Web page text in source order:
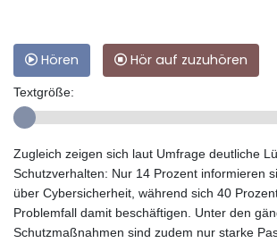
Hören Hör auf zuzuhören
Textgröße:
Zugleich zeigen sich laut Umfrage deutliche
Schutzverhalten: Nur 14 Prozent informieren
über Cybersicherheit, während sich 40
Problemfall damit beschäftigen. Unter den
Schutzmaßnahmen sind zudem nur starke